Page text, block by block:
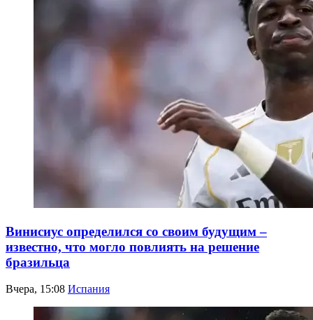
Винисиус определился со своим будущим –
известно, что могло повлиять на решение
бразильца
Вчера, 15:08 Испания